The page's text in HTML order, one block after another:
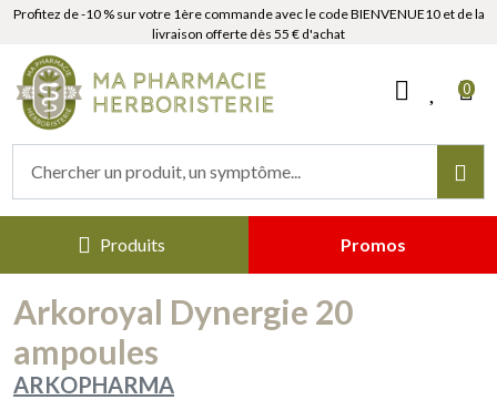
Profitez de -10 % sur votre 1ère commande avec le code BIENVENUE10 et de la
livraison offerte dès 55 € d'achat
0
Produits Promos
Arkoroyal Dynergie 20
ampoules
ARKOPHARMA